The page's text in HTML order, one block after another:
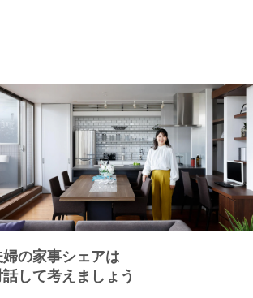
婦の家事シェアは
して考えましょう